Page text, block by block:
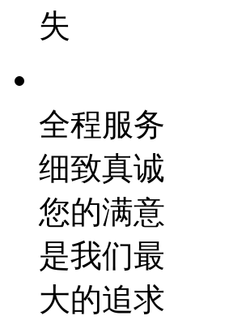
失
全程服务
细致真诚
您的满意
是我们最
大的追求